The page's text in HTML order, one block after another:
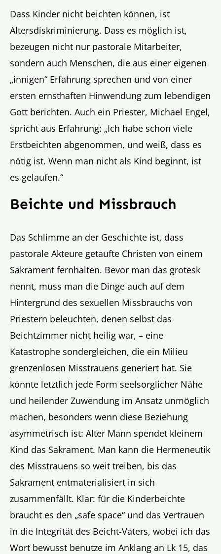
Dass Kinder nicht beichten können, ist
Altersdiskriminierung. Dass es möglich ist,
bezeugen nicht nur pastorale Mitarbeiter,
sondern auch Menschen, die aus einer eigenen
„innigen“ Erfahrung sprechen und von einer
ersten ernsthaften Hinwendung zum lebendigen
Gott berichten. Auch ein Priester, Michael Engel,
spricht aus Erfahrung: „Ich habe schon viele
Erstbeichten abgenommen, und weiß, dass es
nötig ist. Wenn man nicht als Kind beginnt, ist
es gelaufen.“
Beichte und Missbrauch
Das Schlimme an der Geschichte ist, dass
pastorale Akteure getaufte Christen von einem
Sakrament fernhalten. Bevor man das grotesk
nennt, muss man die Dinge auch auf dem
Hintergrund des sexuellen Missbrauchs von
Priestern beleuchten, denen selbst das
Beichtzimmer nicht heilig war, – eine
Katastrophe sondergleichen, die ein Milieu
grenzenlosen Misstrauens generiert hat. Sie
könnte letztlich jede Form seelsorglicher Nähe
und heilender Zuwendung im Ansatz unmöglich
machen, besonders wenn diese Beziehung
asymmetrisch ist: Alter Mann spendet kleinem
Kind das Sakrament. Man kann die Hermeneutik
des Misstrauens so weit treiben, bis das
Sakrament entmaterialisiert in sich
zusammenfällt. Klar: für die Kinderbeichte
braucht es den „safe space“ und das Vertrauen
in die Integrität des Beicht-Vaters, wobei ich das
Wort bewusst benutze im Anklang an Lk 15, das